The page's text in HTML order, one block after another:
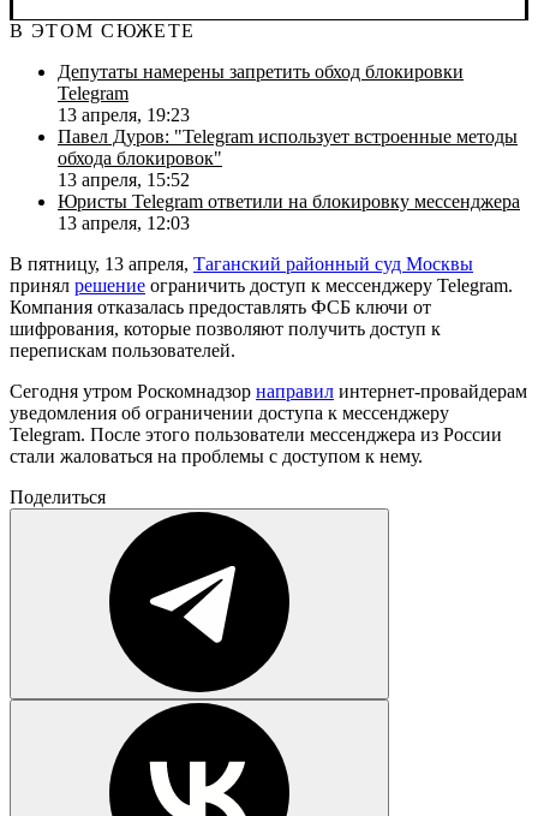
В ЭТОМ СЮЖЕТЕ
Депутаты намерены запретить обход блокировки
Telegram
13 апреля, 19:23
Павел Дуров: "Telegram использует встроенные методы
обхода блокировок"
13 апреля, 15:52
Юристы Telegram ответили на блокировку мессенджера
13 апреля, 12:03
В пятницу, 13 апреля, Таганский районный суд Москвы
принял решение ограничить доступ к мессенджеру Telegram.
Компания отказалась предоставлять ФСБ ключи от
шифрования, которые позволяют получить доступ к
перепискам пользователей.
Сегодня утром Роскомнадзор направил интернет-провайдерам
уведомления об ограничении доступа к мессенджеру
Telegram. После этого пользователи мессенджера из России
стали жаловаться на проблемы с доступом к нему.
Поделиться